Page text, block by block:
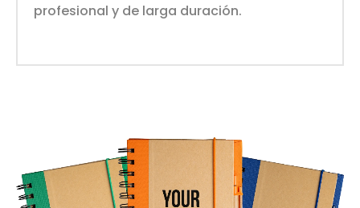
profesional y de larga duración.